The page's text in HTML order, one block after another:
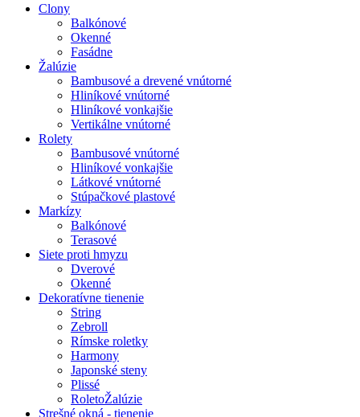
Clony
Balkónové
Okenné
Fasádne
Žalúzie
Bambusové a drevené vnútorné
Hliníkové vnútorné
Hliníkové vonkajšie
Vertikálne vnútorné
Rolety
Bambusové vnútorné
Hliníkové vonkajšie
Látkové vnútorné
Stúpačkové plastové
Markízy
Balkónové
Terasové
Siete proti hmyzu
Dverové
Okenné
Dekoratívne tienenie
String
Zebroll
Rímske roletky
Harmony
Japonské steny
Plissé
RoletoŽalúzie
Strešné okná - tienenie